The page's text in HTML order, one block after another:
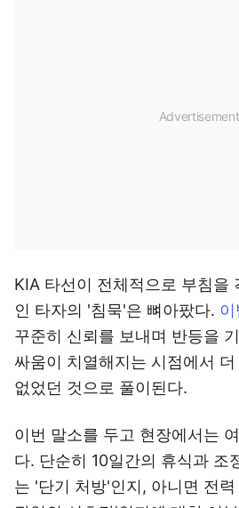
KIA 타선이 전체적으로 부침을
인 타자의 '침묵'은 뼈아팠다. 이
꾸준히 신뢰를 보내며 반등을
싸움이 치열해지는 시점에서
없었던 것으로 풀이된다.
이번 말소를 두고 현장에서는
다. 단순히 10일간의 휴식과 조
는 '단기 처방'인지, 아니면 전